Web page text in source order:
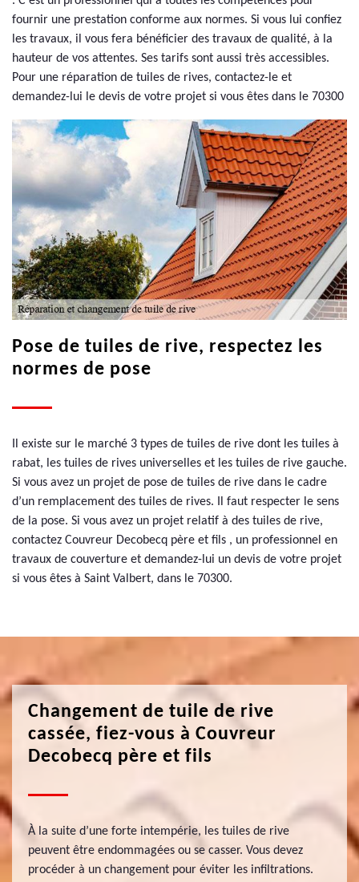
fournir une prestation conforme aux normes. Si vous lui confiez
les travaux, il vous fera bénéficier des travaux de qualité, à la
hauteur de vos attentes. Ses tarifs sont aussi très accessibles.
Pour une réparation de tuiles de rives, contactez-le et
demandez-lui le devis de votre projet si vous êtes dans le 70300
Pose de tuiles de rive, respectez les
normes de pose
Il existe sur le marché 3 types de tuiles de rive dont les tuiles à
rabat, les tuiles de rives universelles et les tuiles de rive gauche.
Si vous avez un projet de pose de tuiles de rive dans le cadre
d’un remplacement des tuiles de rives. Il faut respecter le sens
de la pose. Si vous avez un projet relatif à des tuiles de rive,
contactez Couvreur Decobecq père et fils , un professionnel en
travaux de couverture et demandez-lui un devis de votre projet
si vous êtes à Saint Valbert, dans le 70300.
Changement de tuile de rive
cassée, fiez-vous à Couvreur
Decobecq père et fils
À la suite d’une forte intempérie, les tuiles de rive
peuvent être endommagées ou se casser. Vous devez
procéder à un changement pour éviter les infiltrations.